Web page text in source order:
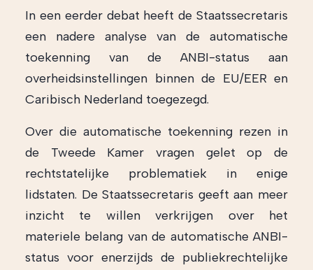
In een eerder debat heeft de Staatssecretaris
een nadere analyse van de automatische
toekenning van de ANBI-status aan
overheidsinstellingen binnen de EU/EER en
Caribisch Nederland toegezegd.
Over die automatische toekenning rezen in
de Tweede Kamer vragen gelet op de
rechtstatelijke problematiek in enige
lidstaten. De Staatssecretaris geeft aan meer
inzicht te willen verkrijgen over het
materiele belang van de automatische ANBI-
status voor enerzijds de publiekrechtelijke